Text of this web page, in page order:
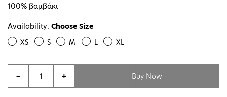
100% βαμβάκι
Availability: Choose Size
XS S M L XL
− + Buy Now